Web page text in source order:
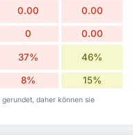
0.00 0.00
0 0.00
37% 46%
8% 15%
daher können sie